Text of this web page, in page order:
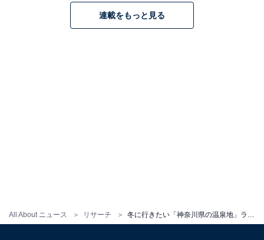
All About ニュース リサーチ
連載をもっと見る